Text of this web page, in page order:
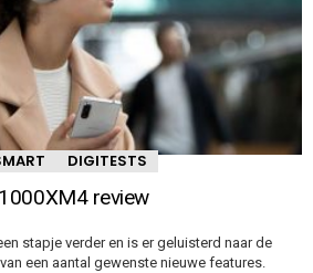
DIGITESTS
review
stapje verder en is er geluisterd naar de
een aantal gewenste nieuwe features.